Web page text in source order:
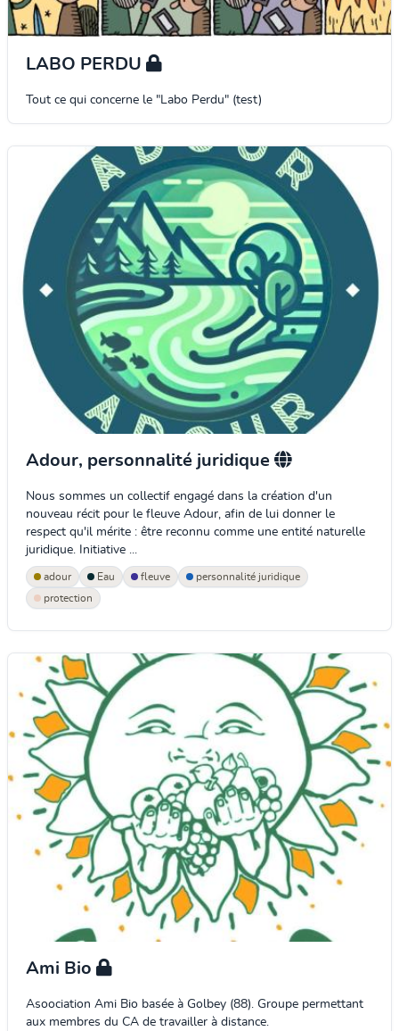
LABO PERDU
Tout ce qui concerne le "Labo Perdu" (test)
Adour, personnalité juridique
Nous sommes un collectif engagé dans la création d'un
nouveau récit pour le fleuve Adour, afin de lui donner le
respect qu'il mérite : être reconnu comme une entité naturelle
juridique. Initiative ...
adour Eau fleuve
personnalité juridique
protection
Ami Bio
Asoociation Ami Bio basée à Golbey (88). Groupe permettant
aux membres du CA de travailler à distance.